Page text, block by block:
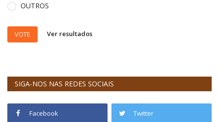
OUTROS
VOTE Ver resultados
SIGA-NOS NAS REDES SOCIAIS
Facebook Twitter